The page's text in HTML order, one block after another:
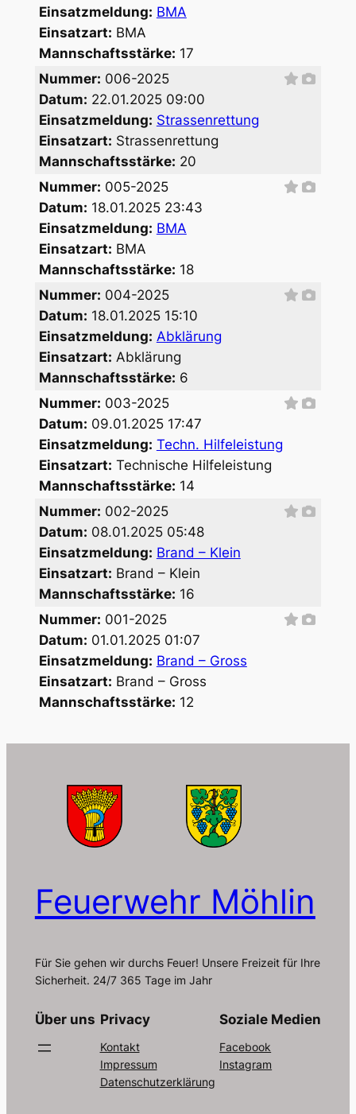
Einsatzmeldung: BMA
Einsatzart: BMA
Mannschaftsstärke: 17
Nummer: 006-2025
Datum: 22.01.2025 09:00
Einsatzmeldung: Strassenrettung
Einsatzart: Strassenrettung
Mannschaftsstärke: 20
Nummer: 005-2025
Datum: 18.01.2025 23:43
Einsatzmeldung: BMA
Einsatzart: BMA
Mannschaftsstärke: 18
Nummer: 004-2025
Datum: 18.01.2025 15:10
Einsatzmeldung: Abklärung
Einsatzart: Abklärung
Mannschaftsstärke: 6
Nummer: 003-2025
Datum: 09.01.2025 17:47
Einsatzmeldung: Techn. Hilfeleistung
Einsatzart: Technische Hilfeleistung
Mannschaftsstärke: 14
Nummer: 002-2025
Datum: 08.01.2025 05:48
Einsatzmeldung: Brand – Klein
Einsatzart: Brand – Klein
Mannschaftsstärke: 16
Nummer: 001-2025
Datum: 01.01.2025 01:07
Einsatzmeldung: Brand – Gross
Einsatzart: Brand – Gross
Mannschaftsstärke: 12
Feuerwehr Möhlin
Für Sie gehen wir durchs Feuer! Unsere Freizeit für Ihre
Sicherheit. 24/7 365 Tage im Jahr
Über uns Privacy
Kontakt
Impressum
Datenschutzerklärung
Soziale Medien
Facebook
Instagram